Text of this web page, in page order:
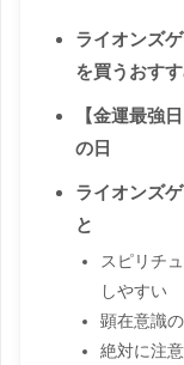
ライオンズ
を買うおす
【金運最強
の日
ライオンズ
と
スピリチ
しやすい
顕在意識
絶対に注